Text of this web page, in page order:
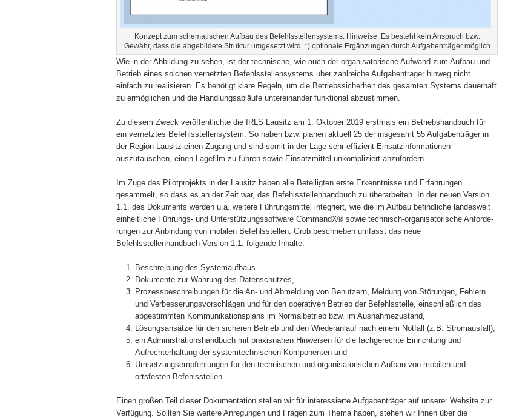
Konzept zum schematischen Aufbau des Befehlsstellensystems. Hinweise: Es besteht kein Anspruch bzw.
Gewähr, dass die abgebildete Struktur umgesetzt wird. *) optionale Ergänzungen durch Aufgabenträger möglich
Wie in der Abbildung zu sehen, ist der technische, wie auch der organisatorische Aufwand zum Aufbau und
Betrieb eines solchen vernetzten Befehlsstellensystems über zahlreiche Aufgabenträger hinweg nicht
einfach zu realisieren. Es benötigt klare Regeln, um die Betriebssicherheit des gesamten Systems dauerhaft
zu ermöglichen und die Handlungsabläufe untereinander funktional abzustimmen.
Zu diesem Zweck veröffentlichte die IRLS Lausitz am 1. Oktober 2019 erstmals ein Betriebshandbuch für
ein vernetztes Befehlsstellensystem. So haben bzw. planen aktuell 25 der insgesamt 55 Aufgabenträger in
der Region Lausitz einen Zugang und sind somit in der Lage sehr effizient Einsatzinformationen
auszutauschen, einen Lagefilm zu führen sowie Einsatzmittel unkompliziert an­zufordern.
Im Zuge des Pilotprojekts in der Lausitz haben alle Beteiligten erste Erkenntnisse und Erfahrungen
gesammelt, so dass es an der Zeit war, das Befehlsstellenhandbuch zu überarbeiten. In der neuen Version
1.1. des Dokuments werden u.a. weitere Führungsmittel integriert, wie die im Aufbau befindliche landesweit
einheitliche Führungs- und Unterstützungssoftware CommandX® sowie technisch-organisatorische Anforde­
rungen zur Anbindung von mobilen Befehlsstellen. Grob beschrieben umfasst das neue
Befehlsstellenhandbuch Version 1.1. folgende Inhalte:
Beschreibung des Systemaufbaus
Dokumente zur Wahrung des Datenschutzes,
Prozessbeschreibungen für die An- und Abmeldung von Benutzern, Meldung von Störungen, Fehlern
und Verbes­serungsvorschlägen und für den operativen Betrieb der Befehlsstelle, einschließlich des
abgestimmten Kommuni­kationsplans im Normalbetrieb bzw. im Ausnahmezustand,
Lösungsansätze für den sicheren Betrieb und den Wiederanlauf nach einem Notfall (z.B. Stromausfall),
ein Administrationshandbuch mit praxisnahen Hinweisen für die fachgerechte Einrichtung und
Aufrechterhaltung der systemtechnischen Komponenten und
Umsetzungsempfehlungen für den technischen und organisatorischen Aufbau von mobilen und
ortsfesten Befehls­stellen.
Einen großen Teil dieser Dokumentation stellen wir für interessierte Aufgabenträger auf unserer Website zur
Verfügung. Sollten Sie weitere Anregungen und Fragen zum Thema haben, stehen wir Ihnen über die